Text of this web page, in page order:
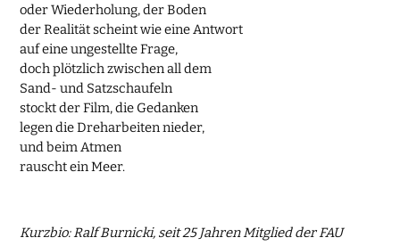
oder Wiederholung, der Boden
der Realität scheint wie eine Antwort
auf eine ungestellte Frage,
doch plötzlich zwischen all dem
Sand- und Satzschaufeln
stockt der Film, die Gedanken
legen die Dreharbeiten nieder,
und beim Atmen
rauscht ein Meer.
Kurzbio: Ralf Burnicki, seit 25 Jahren Mitglied der FAU